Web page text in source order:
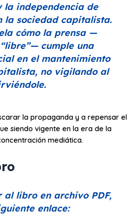
la independencia de
la sociedad capitalista.
cómo la prensa —
“libre”— cumple una
en el mantenimiento
no vigilando al
la propaganda y a repensar el
siendo vigente en la era de la
mediática.
al libro en archivo PDF,
enlace: